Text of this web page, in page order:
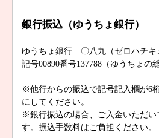
銀行振込（ゆうちょ銀行）
ゆうちょ銀行 〇八九（ゼロハチキ
記号00890番号137788（ゆうちょの
※他行からの振込で記号記入欄が6
にしてください。
※銀行振込の場合、ご入金いただい
す。振込手数料はご負担ください。